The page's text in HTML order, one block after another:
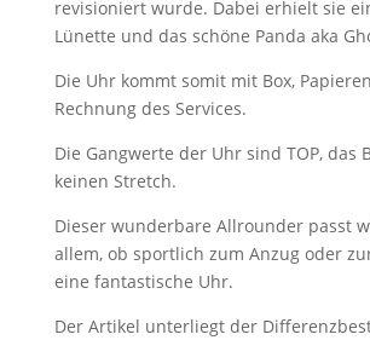
revisioniert wurde. Dabei erhielt sie
Lünette und das schöne Panda aka
Die Uhr kommt somit mit Box,
Rechnung des Services.
Die Gangwerte der Uhr sind TOP, das
keinen Stretch.
Dieser wunderbare Allrounder passt
allem, ob sportlich zum Anzug oder
eine fantastische Uhr.
Der Artikel unterliegt der